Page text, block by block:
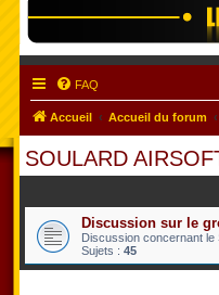
FAQ
Accueil Accueil du forum
SOULARD
Discussion sur le
Discussion concernant le
Sujets : 45